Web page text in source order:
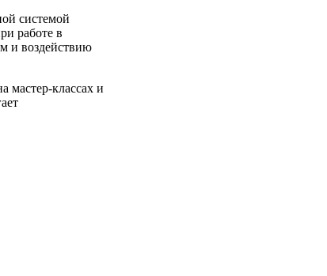
системой
работе в
и воздействию
мастер-классах и